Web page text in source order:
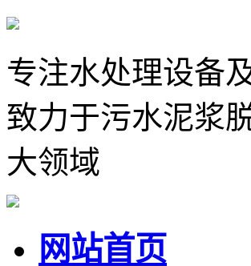
专注水处理设备
致力于污水泥浆
大领域
网站首页